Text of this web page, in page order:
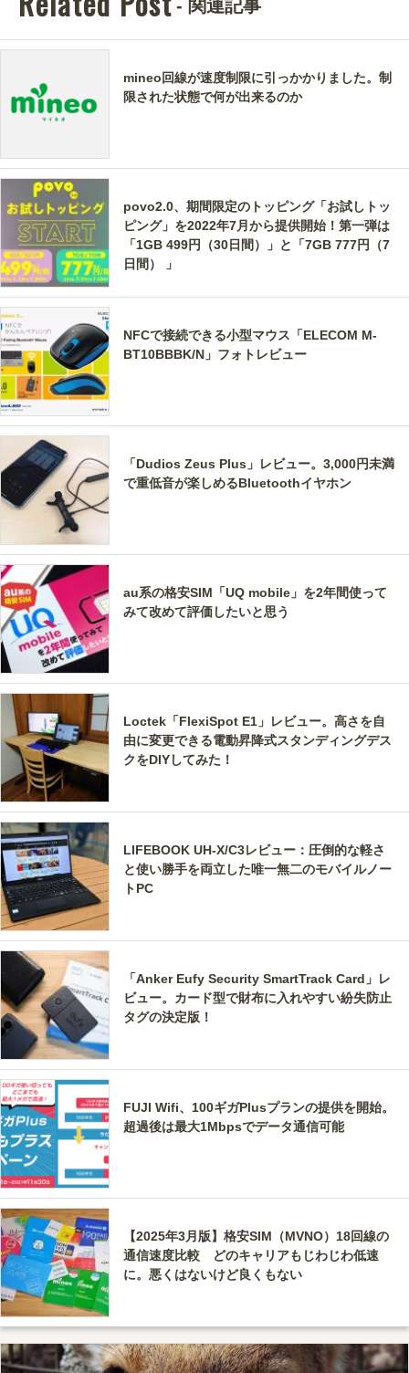
- 関連記事
mineo回線が速度制限に引っかかりました。制
限された状態で何が出来るのか
povo2.0、期間限定のトッピング「お試しトッ
ピング」を2022年7月から提供開始！第一弾は
「1GB 499円（30日間）」と「7GB 777円（7
日間） 」
NFCで接続できる小型マウス「ELECOM M-
BT10BBBK/N」フォトレビュー
「Dudios Zeus Plus」レビュー。3,000円未満
で重低音が楽しめるBluetoothイヤホン
au系の格安SIM「UQ mobile」を2年間使って
みて改めて評価したいと思う
Loctek「FlexiSpot E1」レビュー。高さを自
由に変更できる電動昇降式スタンディングデス
クをDIYしてみた！
LIFEBOOK UH-X/C3レビュー：圧倒的な軽さ
と使い勝手を両立した唯一無二のモバイルノー
トPC
「Anker Eufy Security SmartTrack Card」レ
ビュー。カード型で財布に入れやすい紛失防止
タグの決定版！
FUJI Wifi、100ギガPlusプランの提供を開始。
超過後は最大1Mbpsでデータ通信可能
【2025年3月版】格安SIM（MVNO）18回線の
通信速度比較 どのキャリアもじわじわ低速
に。悪くはないけど良くもない